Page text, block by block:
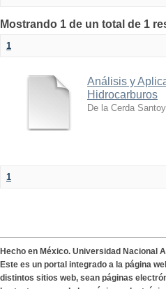
Mostrando 1 de un total de 1
1
Análisis y
Hidrocarburos
De la Cerda
1
Hecho en México. Universidad Nacional
Este es un portal integrado a la página
distintos sitios web, sean páginas